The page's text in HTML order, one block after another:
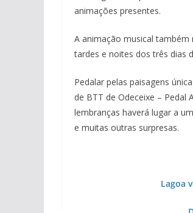
animações presentes.
A animação musical também
tardes e noites dos três dias
Pedalar pelas paisagens
de BTT de Odeceixe – Pedal
lembranças haverá lugar a
e muitas outras surpresas.
Lagoa